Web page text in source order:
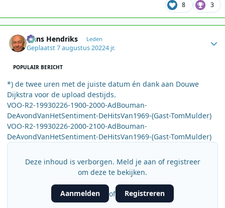
8 3
Hans Hendriks Leden
Geplaatst7 augustus 20224 jr.
POPULAIR BERICHT
*) de twee uren met de juiste datum én dank aan Douwe
Dijkstra voor de upload destijds.
VOO-R2-19930226-1900-2000-AdBouman-
DeAvondVanHetSentiment-DeHitsVan1969-(Gast-TomMulder)
VOO-R2-19930226-2000-2100-AdBouman-
DeAvondVanHetSentiment-DeHitsVan1969-(Gast-TomMulder)
Deze inhoud is verborgen. Meld je aan of registreer
om deze te bekijken.
Aanmelden of Registreren